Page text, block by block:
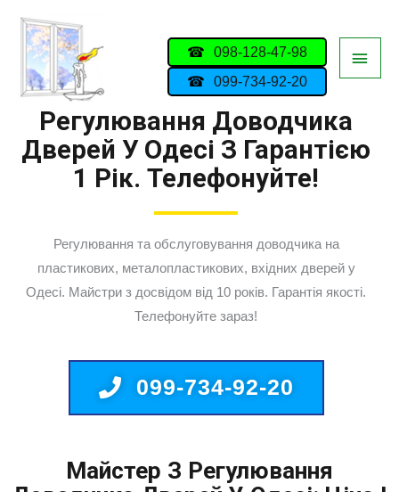
098-128-47-98
099-734-92-20
Регулювання Доводчика
Дверей У Одесі З Гарантією
1 Рік. Телефонуйте!
Регулювання та обслуговування доводчика на
пластикових, металопластикових, вхідних дверей у
Одесі. Майстри з досвідом від 10 років. Гарантія якості.
Телефонуйте зараз!
099-734-92-20
Майстер З Регулювання